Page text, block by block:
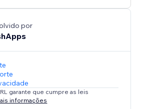
por
garante que cumpre as leis
informações